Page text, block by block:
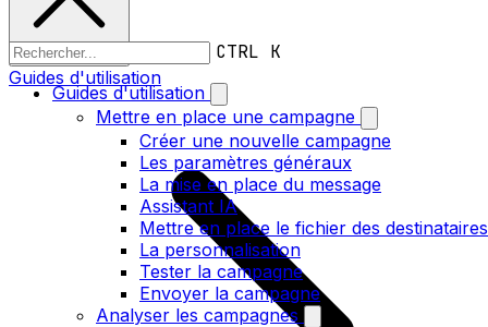
CTRL K
Guides d'utilisation
Mettre en place une campagne
Créer une nouvelle campagne
Les paramètres généraux
La mise en place du message
Assistant IA
Mettre en place le fichier des destinataires
La personnalisation
Tester la campagne
Envoyer la campagne
Analyser les campagnes
Guides d'utilisation